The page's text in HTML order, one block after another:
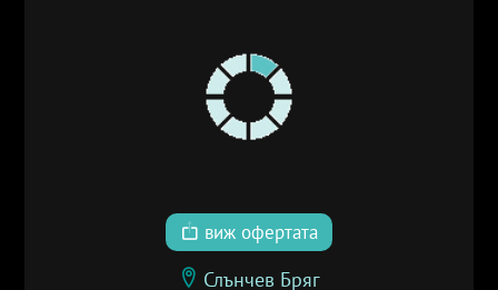
виж офертата
Слънчев Бряг